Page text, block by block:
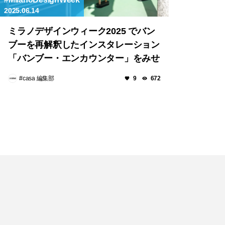
2025.06.14
ミラノデザインウィーク2025 でバン
ブーを再解釈したインスタレーション
「バンブー・エンカウンター」をみせ
#casa 編集部 9 672